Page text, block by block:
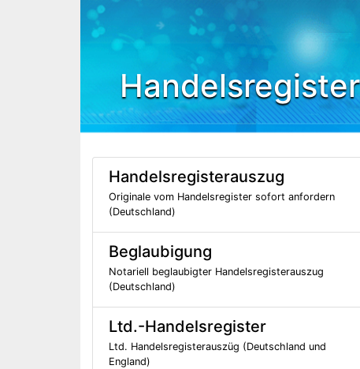
Handelsregisterauszug
Originale vom Handelsregister sofort anfordern
(Deutschland)
Beglaubigung
Notariell beglaubigter Handelsregisterauszug
(Deutschland)
Ltd.-Handelsregister
Ltd. Handelsregisterauszüg (Deutschland und
England)